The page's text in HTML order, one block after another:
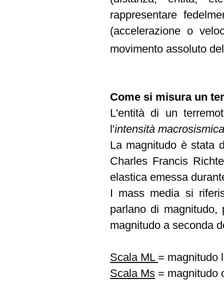
rappresentare
(accelerazione o
movimento assoluto
Come si misura un
L'entità di un
l'intensità
La magnitudo è stata
Charles Francis
elastica emessa
I mass media si
parlano di
magnitudo a seconda
Scala ML = magnitudo
Scala Ms = magnitudo